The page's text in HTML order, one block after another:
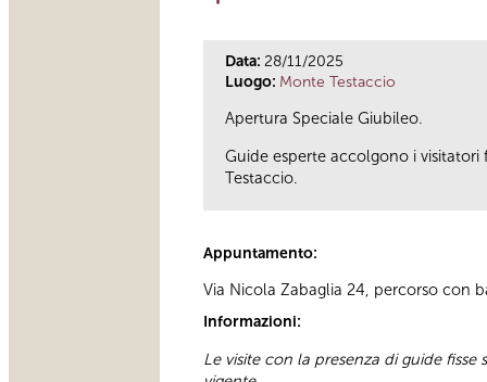
Data: 28/11/2025
Luogo: Monte Testaccio
Apertura Speciale Giubileo.
Guide esperte accolgono i
Testaccio.
Appuntamento:
Via Nicola Zabaglia 24, percorso con
Informazioni:
Le visite con la presenza di guide